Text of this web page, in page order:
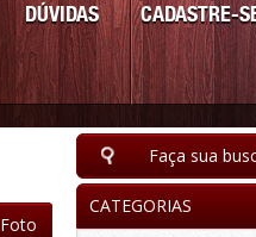
CADASTRE-
DÚVIDAS
Foto
Faça sua
CATEGORIAS